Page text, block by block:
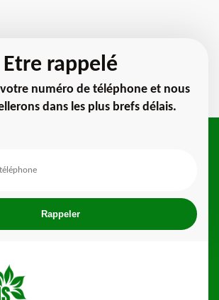
Etre rappelé
votre numéro de téléphone et nous
dans les plus brefs délais.